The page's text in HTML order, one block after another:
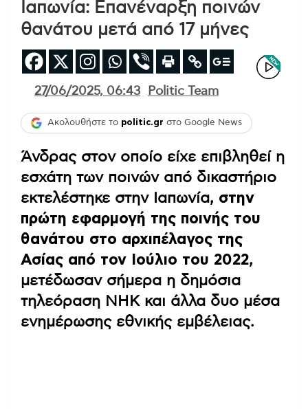
Ιαπωνία: Επανέναρξη ποινών
θανάτου μετά από 17 μήνες
27/06/2025, 06:43 Politic Team
Ακολουθήστε το politic.gr στο Google News
Άνδρας στον οποίο είχε επιβληθεί η
εσχάτη των ποινών από δικαστήριο
εκτελέστηκε στην Ιαπωνία, στην
πρώτη εφαρμογή της ποινής του
θανάτου στο αρχιπέλαγος της
Ασίας από τον Ιούλιο του 2022,
μετέδωσαν σήμερα η δημόσια
τηλεόραση NHK και άλλα δυο μέσα
ενημέρωσης εθνικής εμβέλειας.